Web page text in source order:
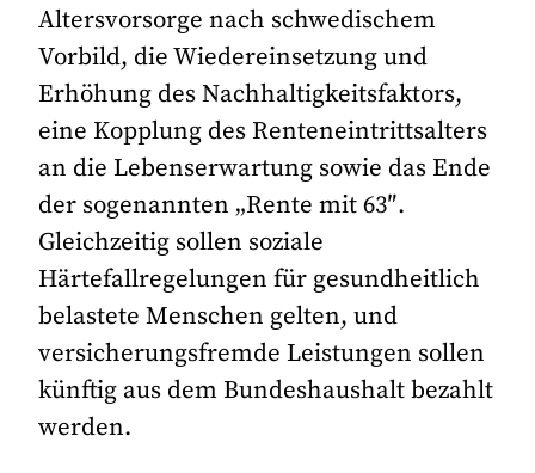
Altersvorsorge nach schwedischem
Vorbild, die Wiedereinsetzung und
Erhöhung des Nachhaltigkeitsfaktors,
eine Kopplung des Renteneintrittsalters
an die Lebenserwartung sowie das Ende
der sogenannten „Rente mit 63″.
Gleichzeitig sollen soziale
Härtefallregelungen für gesundheitlich
belastete Menschen gelten, und
versicherungsfremde Leistungen sollen
künftig aus dem Bundeshaushalt bezahlt
werden.